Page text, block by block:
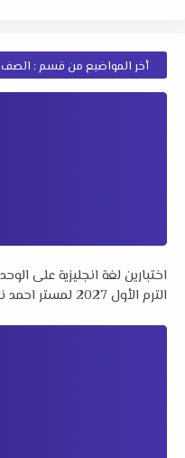
أخر المواضيع من قسم : الصف
اختبارين لغة انجليزية على
الترم الأول 2027 لمستر احمد نبيل